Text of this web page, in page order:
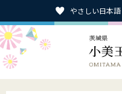
やさしい日本語